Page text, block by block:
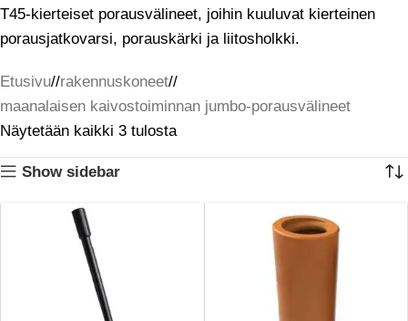
T45-kierteiset porausvälineet, joihin kuuluvat kierteinen
porausjatkovarsi, porauskärki ja liitosholkki.
Etusivu/ rakennuskoneet/
maanalaisen kaivostoiminnan jumbo-porausvälineet
Näytetään kaikki 3 tulosta
Show sidebar